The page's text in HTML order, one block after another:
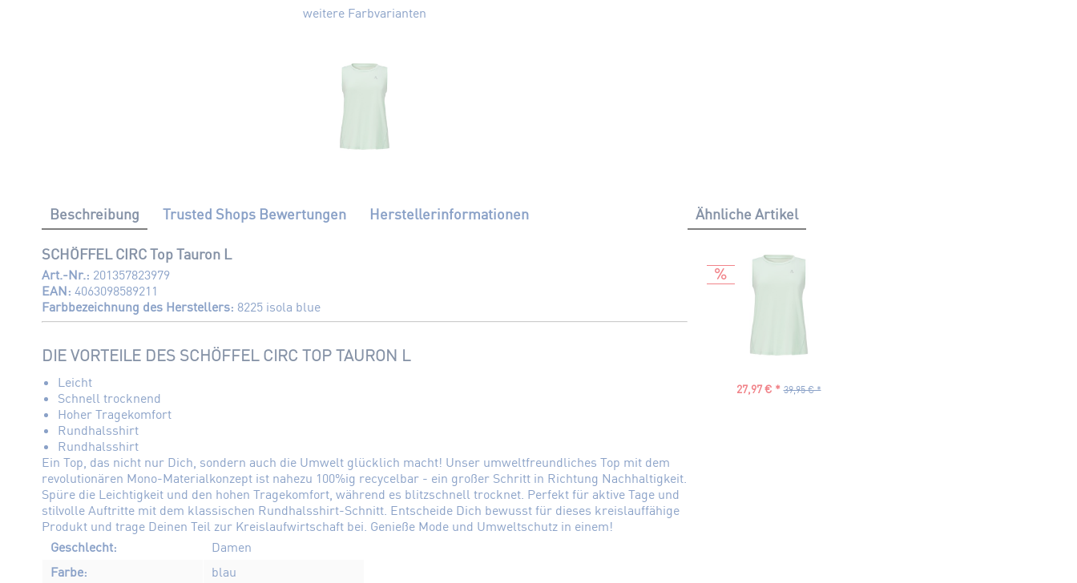
weitere Farbvarianten
Beschreibung Trusted Shops Bewertungen Herstellerinformationen
SCHÖFFEL CIRC Top Tauron L
Art.-Nr.: 201357823979
EAN: 4063098589211
Farbbezeichnung des Herstellers: 8225 isola blue
DIE VORTEILE DES SCHÖFFEL CIRC TOP TAURON L
Leicht
Schnell trocknend
Hoher Tragekomfort
Rundhalsshirt
Rundhalsshirt
Ein Top, das nicht nur Dich, sondern auch die Umwelt glücklich macht! Unser umweltfreundliches Top mit dem
revolutionären Mono-Materialkonzept ist nahezu 100%ig recycelbar - ein großer Schritt in Richtung Nachhaltigkeit.
Spüre die Leichtigkeit und den hohen Tragekomfort, während es blitzschnell trocknet. Perfekt für aktive Tage und
stilvolle Auftritte mit dem klassischen Rundhalsshirt-Schnitt. Entscheide Dich bewusst für dieses kreislauffähige
Produkt und trage Deinen Teil zur Kreislaufwirtschaft bei. Genieße Mode und Umweltschutz in einem!
Geschlecht:
Damen
Farbe:
blau
Ähnliche Artikel
27,97 € * 39,95 € *